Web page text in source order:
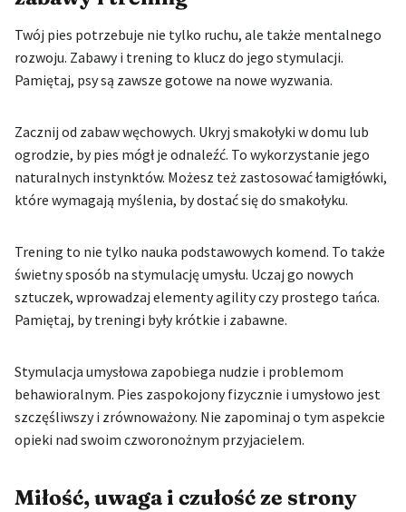
Twój pies potrzebuje nie tylko ruchu, ale także mentalnego
rozwoju. Zabawy i trening to klucz do jego stymulacji.
Pamiętaj, psy są zawsze gotowe na nowe wyzwania.
Zacznij od zabaw węchowych. Ukryj smakołyki w domu lub
ogrodzie, by pies mógł je odnaleźć. To wykorzystanie jego
naturalnych instynktów. Możesz też zastosować łamigłówki,
które wymagają myślenia, by dostać się do smakołyku.
Trening to nie tylko nauka podstawowych komend. To także
świetny sposób na stymulację umysłu. Uczaj go nowych
sztuczek, wprowadzaj elementy agility czy prostego tańca.
Pamiętaj, by treningi były krótkie i zabawne.
Stymulacja umysłowa zapobiega nudzie i problemom
behawioralnym. Pies zaspokojony fizycznie i umysłowo jest
szczęśliwszy i zrównoważony. Nie zapominaj o tym aspekcie
opieki nad swoim czworonożnym przyjacielem.
Miłość, uwaga i czułość ze strony